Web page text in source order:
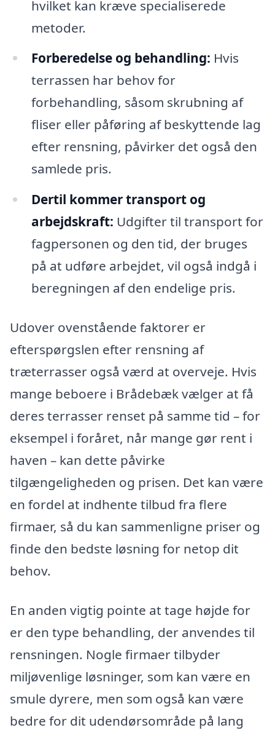
hvilket kan kræve specialiserede
metoder.
Forberedelse og behandling: Hvis
terrassen har behov for
forbehandling, såsom skrubning af
fliser eller påføring af beskyttende lag
efter rensning, påvirker det også den
samlede pris.
Dertil kommer transport og
arbejdskraft: Udgifter til transport for
fagpersonen og den tid, der bruges
på at udføre arbejdet, vil også indgå i
beregningen af den endelige pris.
Udover ovenstående faktorer er
efterspørgslen efter rensning af
træterrasser også værd at overveje. Hvis
mange beboere i Brådebæk vælger at få
deres terrasser renset på samme tid – for
eksempel i foråret, når mange gør rent i
haven – kan dette påvirke
tilgængeligheden og prisen. Det kan være
en fordel at indhente tilbud fra flere
firmaer, så du kan sammenligne priser og
finde den bedste løsning for netop dit
behov.
En anden vigtig pointe at tage højde for
er den type behandling, der anvendes til
rensningen. Nogle firmaer tilbyder
miljøvenlige løsninger, som kan være en
smule dyrere, men som også kan være
bedre for dit udendørsområde på lang